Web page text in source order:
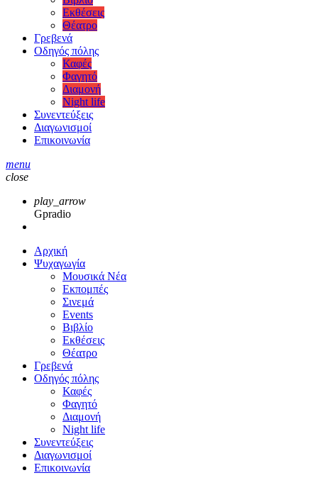
Εκθέσεις
Θέατρο
Γρεβενά
Οδηγός πόλης
Καφές
Φαγητό
Διαμονή
Night life
Συνεντεύξεις
Διαγωνισμοί
Επικοινωνία
menu
close
play_arrow
Gpradio
Αρχική
Ψυχαγωγία
Μουσικά Νέα
Εκπομπές
Σινεμά
Events
Βιβλίο
Εκθέσεις
Θέατρο
Γρεβενά
Οδηγός πόλης
Καφές
Φαγητό
Διαμονή
Night life
Συνεντεύξεις
Διαγωνισμοί
Επικοινωνία